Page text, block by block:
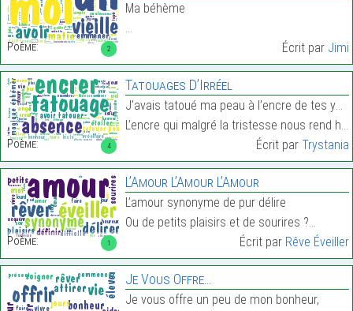
2
Poème:
Ma béhème
…
Écrit par Jimi
4
Poème:
Tatouages D’Irréel
J’avais tatoué ma peau à l’encre de tes yeux bleus
L’encre qui malgré la tristesse nous rend heureux.…
Écrit par Trystania
1
Poème:
L’Amour L’Amour L’Amour
L’amour synonyme de pur délire
Ou de petits plaisirs et de sourires ?…
Écrit par Rêve Éveiller
Je Vous Offre…
Je vous offre un peu de mon bonheur,